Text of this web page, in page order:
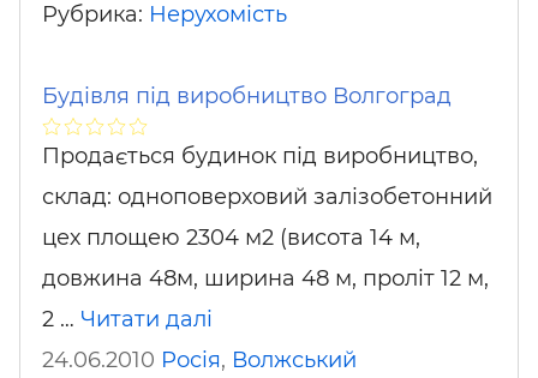
Рубрика: Нерухомість
Будівля під виробництво Волгоград
Продається будинок під виробництво,
склад: одноповерховий залізобетонний
цех площею 2304 м2 (висота 14 м,
довжина 48м, ширина 48 м, проліт 12 м,
2 … Читати далі
24.06.2010 Росія, Волжський